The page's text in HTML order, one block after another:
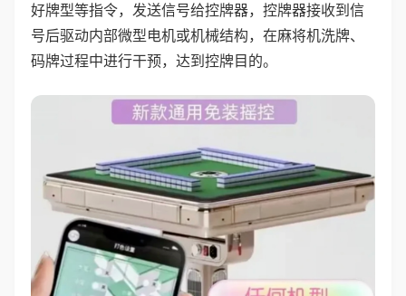
好牌型等指令，发送信号给控牌器，控牌器接收到信
号后驱动内部微型电机或机械结构，在麻将机洗牌、
码牌过程中进行干预，达到控牌目的。